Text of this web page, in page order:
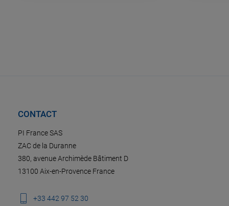
CONTACT
PI France SAS
ZAC de la Duranne
380, avenue Archimède Bâtiment D
13100 Aix-en-Provence France
+33 442 97 52 30